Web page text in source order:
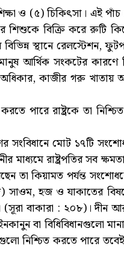
ও (৫) চিকিৎসা। এই
শিশুকে বিক্রি করে রুটি
স্থানে রেলস্টেশন,
আর্থিক সংকটের
অধিকার, কাজীর গরু
রাষ্ট্রকে তা নিশ্চিত
সংবিধানে মোট ১৭টি
রাষ্ট্রপতির সব ক্ষমতা
তা কিয়ামত পর্যন্ত
সাওম, হজ ও যাকাতের
(সূরা বাকারা : ২০৮)। দীন
বা বিধিবিধানগুলো
নিশ্চিত করতে পারে